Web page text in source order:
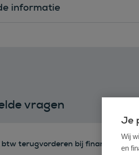
informatie
vragen
btw terugvorderen bij financial lease?
Je
Wij
en